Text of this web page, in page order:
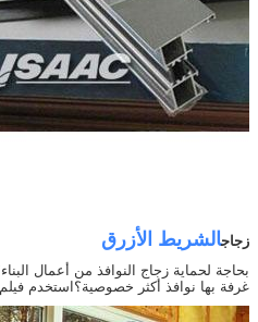
زجاجالشريط الأزرق
بحاجة لحماية زجاج النوافذ من أعمال
غرفة بها نوافذ أكثر خصوصية؟استخدم فيلم